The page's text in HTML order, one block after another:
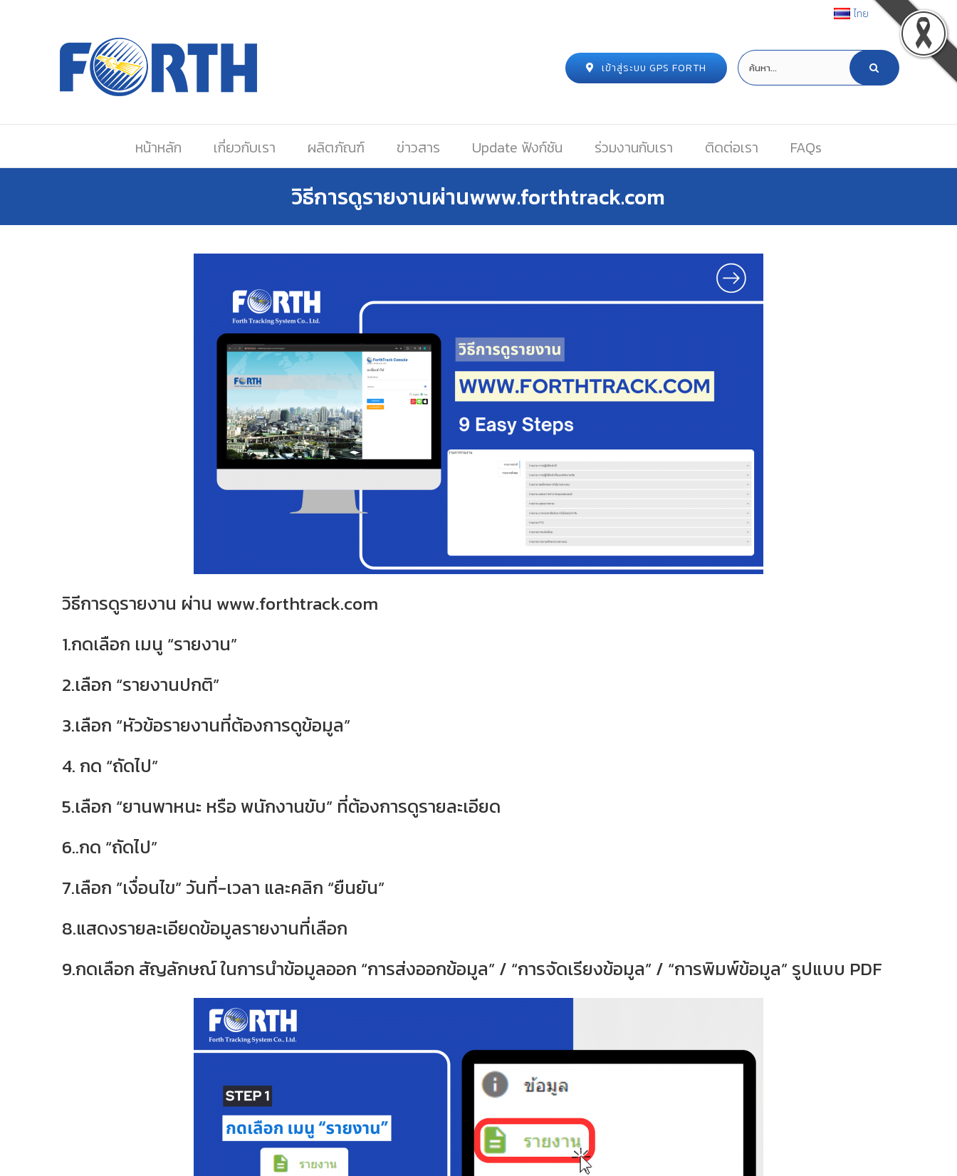
ไทย
เข้าสู่ระบบ GPS FORTH
หน้าหลัก เกี่ยวกับเรา ผลิตภัณฑ์ ข่าวสาร Update ฟังก์ชัน ร่วมงานกับเรา ติดต่อเรา FAQs
วิธีการดูรายงานผ่านwww.forthtrack.com
วิธีการดูรายงาน ผ่าน www.forthtrack.com
1.กดเลือก เมนู “รายงาน”
2.เลือก “รายงานปกติ”
3.เลือก “หัวข้อรายงานที่ต้องการดูข้อมูล”
4. กด “ถัดไป”
5.เลือก “ยานพาหนะ หรือ พนักงานขับ” ที่ต้องการดูรายละเอียด
6..กด “ถัดไป”
7.เลือก ”เงื่อนไข” วันที่-เวลา และคลิก “ยืนยัน”
8.แสดงรายละเอียดข้อมูลรายงานที่เลือก
9.กดเลือก สัญลักษณ์ ในการนำข้อมูลออก “การส่งออกข้อมูล” / “การจัดเรียงข้อมูล” / “การพิมพ์ข้อมูล” รูปแบบ PDF